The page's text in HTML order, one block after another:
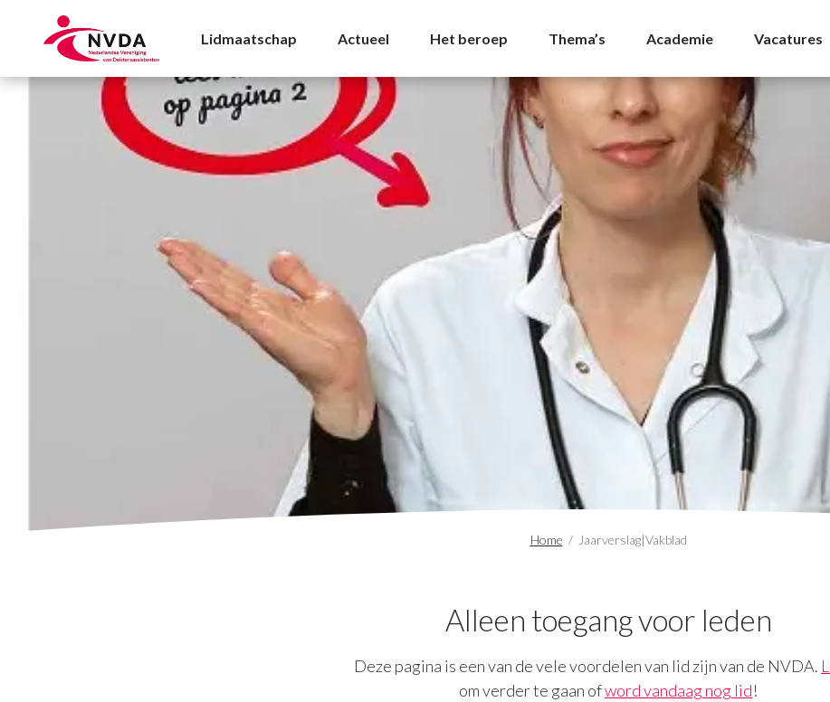
Jaarverslag|Vakblad Archives - NVDA
Lidmaatschap Actueel Het beroep Thema’s Academie Vacatures
Home / Jaarverslag|Vakblad
Alleen toegang voor leden
Deze pagina is een van de vele voordelen van lid zijn van de NVDA.
om verder te gaan ofword vandaag nog lid!